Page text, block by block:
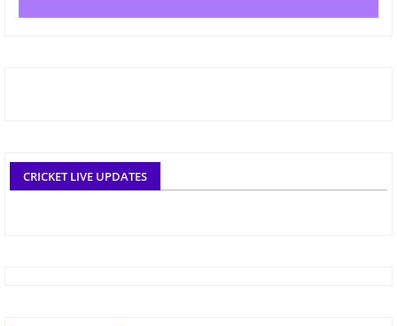
CRICKET LIVE UPDATES